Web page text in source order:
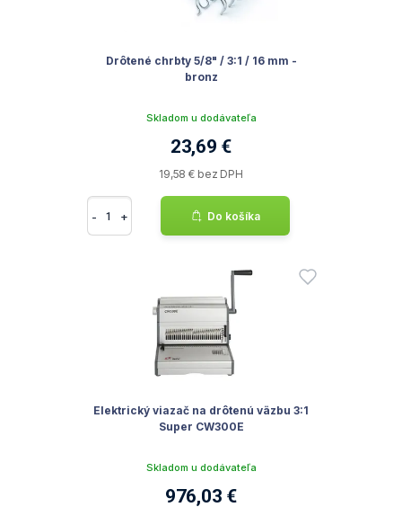
Drôtené chrbty 5/8" / 3:1 / 16 mm -
bronz
Skladom u dodávateľa
23,69 €
19,58 € bez DPH
- + Do košíka
Elektrický viazač na drôtenú väzbu 3:1
Super CW300E
Skladom u dodávateľa
976,03 €